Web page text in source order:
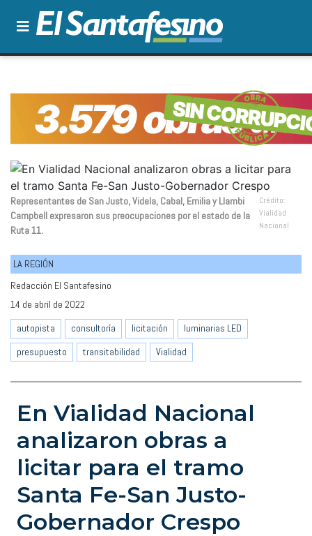
Representantes de San Justo, Videla, Cabal, Emilia y Llambi
Campbell expresaron sus preocupaciones por el estado de la
Ruta 11.
Crédito:
Vialidad
Nacional
LA REGIÓN
Redacción El Santafesino
14 de abril de 2022
autopista
consultoría licitación
luminarias LED
presupuesto
transitabilidad Vialidad
En Vialidad Nacional
analizaron obras a
licitar para el tramo
Santa Fe-San Justo-
Gobernador Crespo